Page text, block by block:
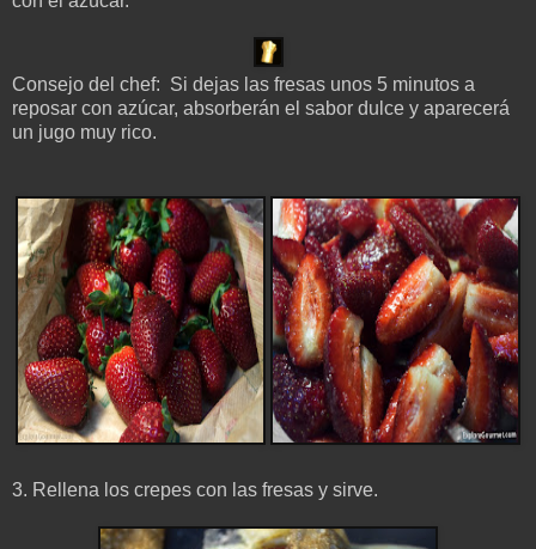
Consejo del chef: Si dejas las fresas unos 5 minutos a
reposar con azúcar, absorberán el sabor dulce y aparecerá
un jugo muy rico.
3. Rellena los crepes con las fresas y sirve.